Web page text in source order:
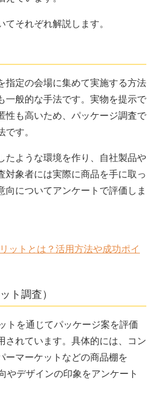
それぞれ解説します。
指定の会場に集めて実施する方法
一般的な手法です。実物を提示で
性も高いため、パッケージ調査で
す。
たような環境を作り、自社製品や
対象者には実際に商品を手に取っ
向についてアンケートで評価しま
ットとは？活用方法や成功ポイ
ト調査）
トを通じてパッケージ案を評価
されています。具体的には、コン
ーマーケットなどの商品棚を
やデザインの印象をアンケート